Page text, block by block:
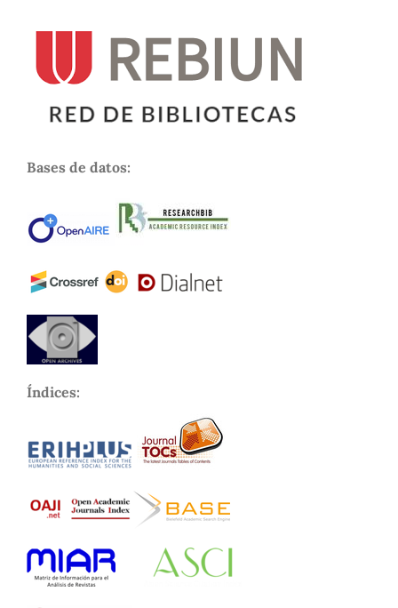
Bases de datos:
Índices: